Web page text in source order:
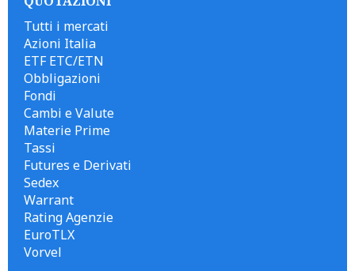
Tutti i mercati
Azioni Italia
ETF ETC/ETN
Obbligazioni
Fondi
Cambi e Valute
Materie Prime
Tassi
Futures e Derivati
Sedex
Warrant
Rating Agenzie
EuroTLX
Vorvel